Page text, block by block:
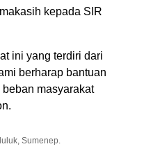
kepada SIR
ini yang terdiri dari
berharap bantuan
masyarakat
Sumenep.